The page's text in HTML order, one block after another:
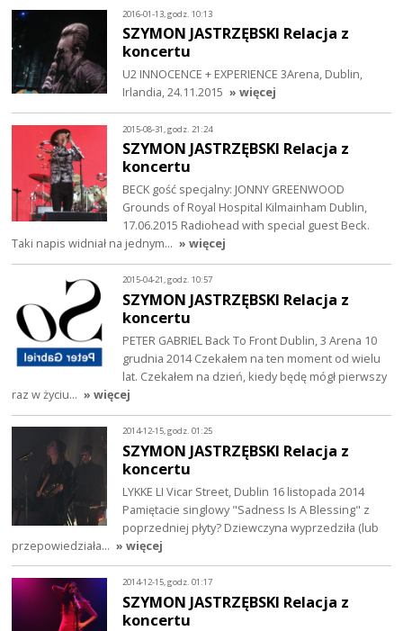
2016-01-13, godz. 10:13
SZYMON JASTRZĘBSKI Relacja z
koncertu
U2 INNOCENCE + EXPERIENCE 3Arena, Dublin,
Irlandia, 24.11.2015 » więcej
2015-08-31, godz. 21:24
SZYMON JASTRZĘBSKI Relacja z
koncertu
BECK gość specjalny: JONNY GREENWOOD
Grounds of Royal Hospital Kilmainham Dublin,
17.06.2015 Radiohead with special guest Beck.
Taki napis widniał na jednym… » więcej
2015-04-21, godz. 10:57
SZYMON JASTRZĘBSKI Relacja z
koncertu
PETER GABRIEL Back To Front Dublin, 3 Arena 10
grudnia 2014 Czekałem na ten moment od wielu
lat. Czekałem na dzień, kiedy będę mógł pierwszy
raz w życiu… » więcej
2014-12-15, godz. 01:25
SZYMON JASTRZĘBSKI Relacja z
koncertu
LYKKE LI Vicar Street, Dublin 16 listopada 2014
Pamiętacie singlowy "Sadness Is A Blessing" z
poprzedniej płyty? Dziewczyna wyprzedziła (lub
przepowiedziała… » więcej
2014-12-15, godz. 01:17
SZYMON JASTRZĘBSKI Relacja z
koncertu